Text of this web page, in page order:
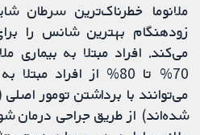
ملانوما خطرناک‌ترین
زودهنگام بهترین شانس را
می‌کند. افراد مبتلا به بیماری
70% تا 80% از افراد
می‌توانند با برداشتن تومور
شده‌اند) از طریق جراحی درمان